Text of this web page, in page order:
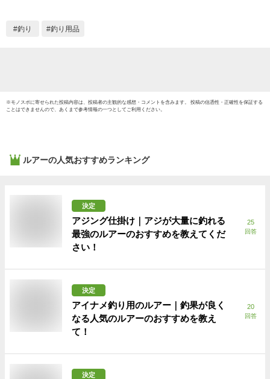
釣り 釣り用品
※モノスポに寄せられた投稿内容は、投稿者の主観的な感想・コメントを含みます。 投稿の信憑性・正確性を保証する
ことはできませんので、あくまで参考情報の一つとしてご利用ください。
ルアーの人気おすすめランキング
決定
アジング仕掛け｜アジが大量に釣れる
最強のルアーのおすすめを教えてくだ
さい！
25
回答
決定
アイナメ釣り用のルアー｜釣果が良く
なる人気のルアーのおすすめを教え
て！
20
回答
決定